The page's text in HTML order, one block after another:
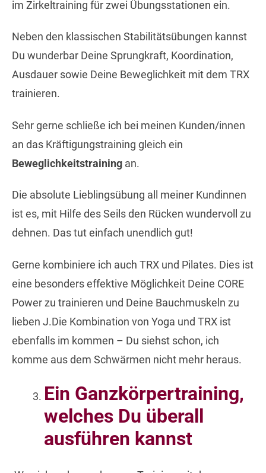
im Zirkeltraining für zwei Übungsstationen ein.
Neben den klassischen Stabilitätsübungen kannst
Du wunderbar Deine Sprungkraft, Koordination,
Ausdauer sowie Deine Beweglichkeit mit dem TRX
trainieren.
Sehr gerne schließe ich bei meinen Kunden/innen
an das Kräftigungstraining gleich ein
Beweglichkeitstraining an.
Die absolute Lieblingsübung all meiner Kundinnen
ist es, mit Hilfe des Seils den Rücken wundervoll zu
dehnen. Das tut einfach unendlich gut!
Gerne kombiniere ich auch TRX und Pilates. Dies ist
eine besonders effektive Möglichkeit Deine CORE
Power zu trainieren und Deine Bauchmuskeln zu
lieben J.Die Kombination von Yoga und TRX ist
ebenfalls im kommen – Du siehst schon, ich
komme aus dem Schwärmen nicht mehr heraus.
Ein Ganzkörpertraining,
welches Du überall
ausführen kannst